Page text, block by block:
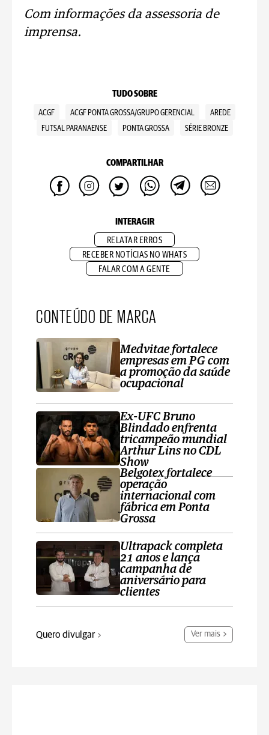
Com informações da assessoria de
imprensa.
TUDO SOBRE
ACGF ACGF PONTA GROSSA/GRUPO GERENCIAL
AREDE
FUTSAL PARANAENSE
PONTA GROSSA SÉRIE BRONZE
COMPARTILHAR
INTERAGIR
RELATAR ERROS
RECEBER NOTÍCIAS NO WHATS
FALAR COM A GENTE
CONTEÚDO DE MARCA
Medvitae fortalece
empresas em PG com
a promoção da saúde
ocupacional
Ex-UFC Bruno
Blindado enfrenta
tricampeão mundial
Arthur Lins no CDL
Show
Belgotex fortalece
operação
internacional com
fábrica em Ponta
Grossa
Ultrapack completa
21 anos e lança
campanha de
aniversário para
clientes
Quero divulgar Ver mais